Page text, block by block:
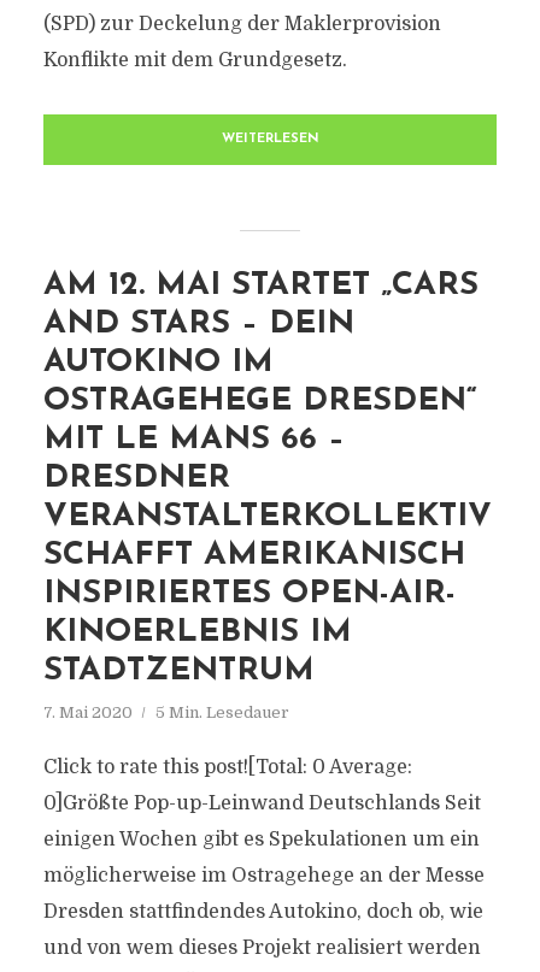
(SPD) zur Deckelung der Maklerprovision
Konflikte mit dem Grundgesetz.
WEITERLESEN
AM 12. MAI STARTET „CARS
AND STARS – DEIN
AUTOKINO IM
OSTRAGEHEGE DRESDEN“
MIT LE MANS 66 –
DRESDNER
VERANSTALTERKOLLEKTIV
SCHAFFT AMERIKANISCH
INSPIRIERTES OPEN-AIR-
KINOERLEBNIS IM
STADTZENTRUM
7. Mai 2020 5 Min. Lesedauer
Click to rate this post![Total: 0 Average:
0]Größte Pop-up-Leinwand Deutschlands Seit
einigen Wochen gibt es Spekulationen um ein
möglicherweise im Ostragehege an der Messe
Dresden stattfindendes Autokino, doch ob, wie
und von wem dieses Projekt realisiert werden